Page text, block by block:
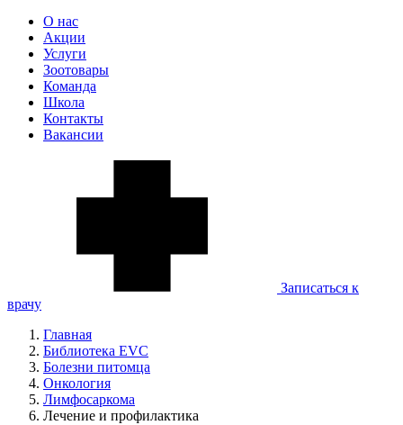
О нас
Акции
Услуги
Зоотовары
Команда
Школа
Контакты
Вакансии
Записаться к
врачу
Главная
Библиотека EVC
Болезни питомца
Онкология
Лимфосаркома
Лечение и профилактика